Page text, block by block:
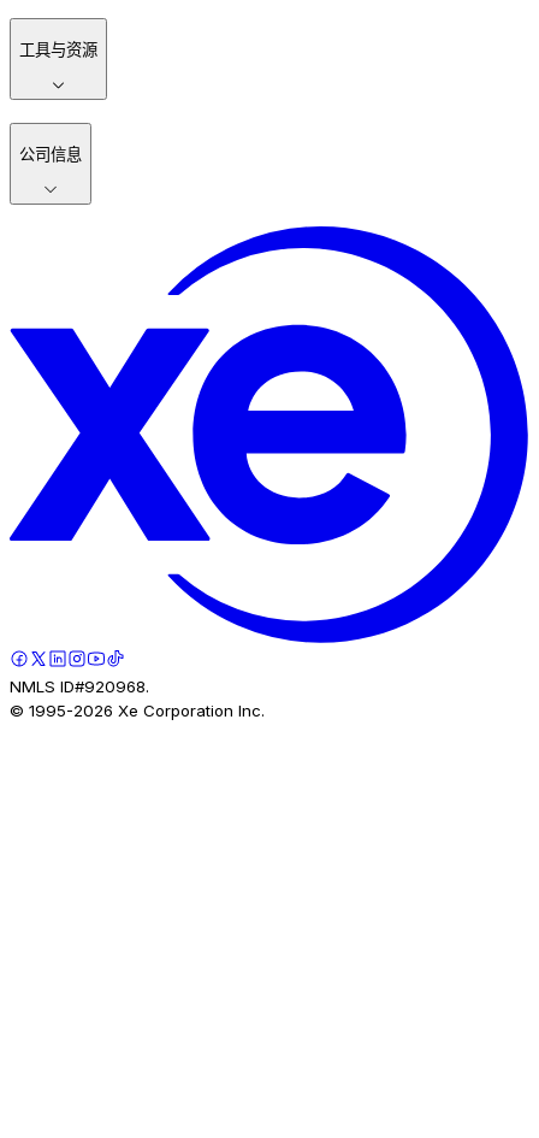
工具与资源
公司信息
NMLS ID#920968.
© 1995-2026 Xe Corporation Inc.